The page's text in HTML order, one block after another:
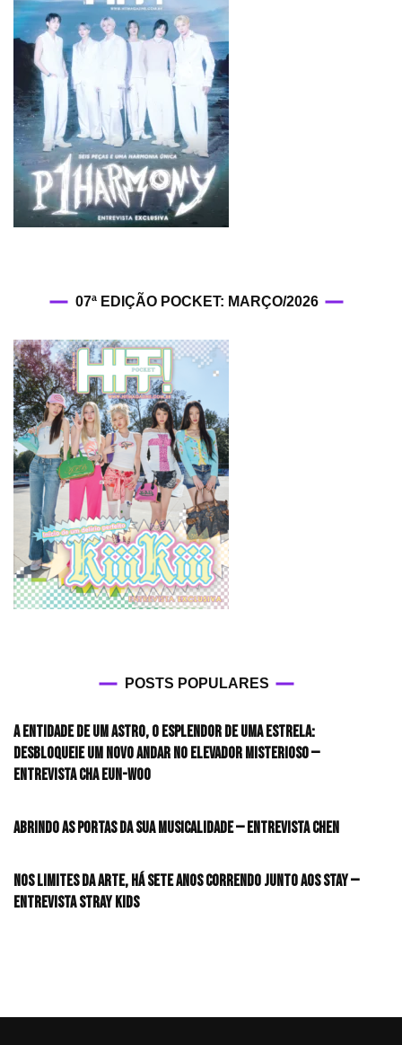
07ª EDIÇÃO POCKET: MARÇO/2026
POSTS POPULARES
A entidade de um astro, o esplendor de uma estrela:
desbloqueie um novo andar no elevador misterioso —
Entrevista CHA EUN-WOO
Abrindo as portas da sua musicalidade — Entrevista CHEN
Nos limites da arte, há sete anos correndo junto aos STAY —
Entrevista Stray Kids